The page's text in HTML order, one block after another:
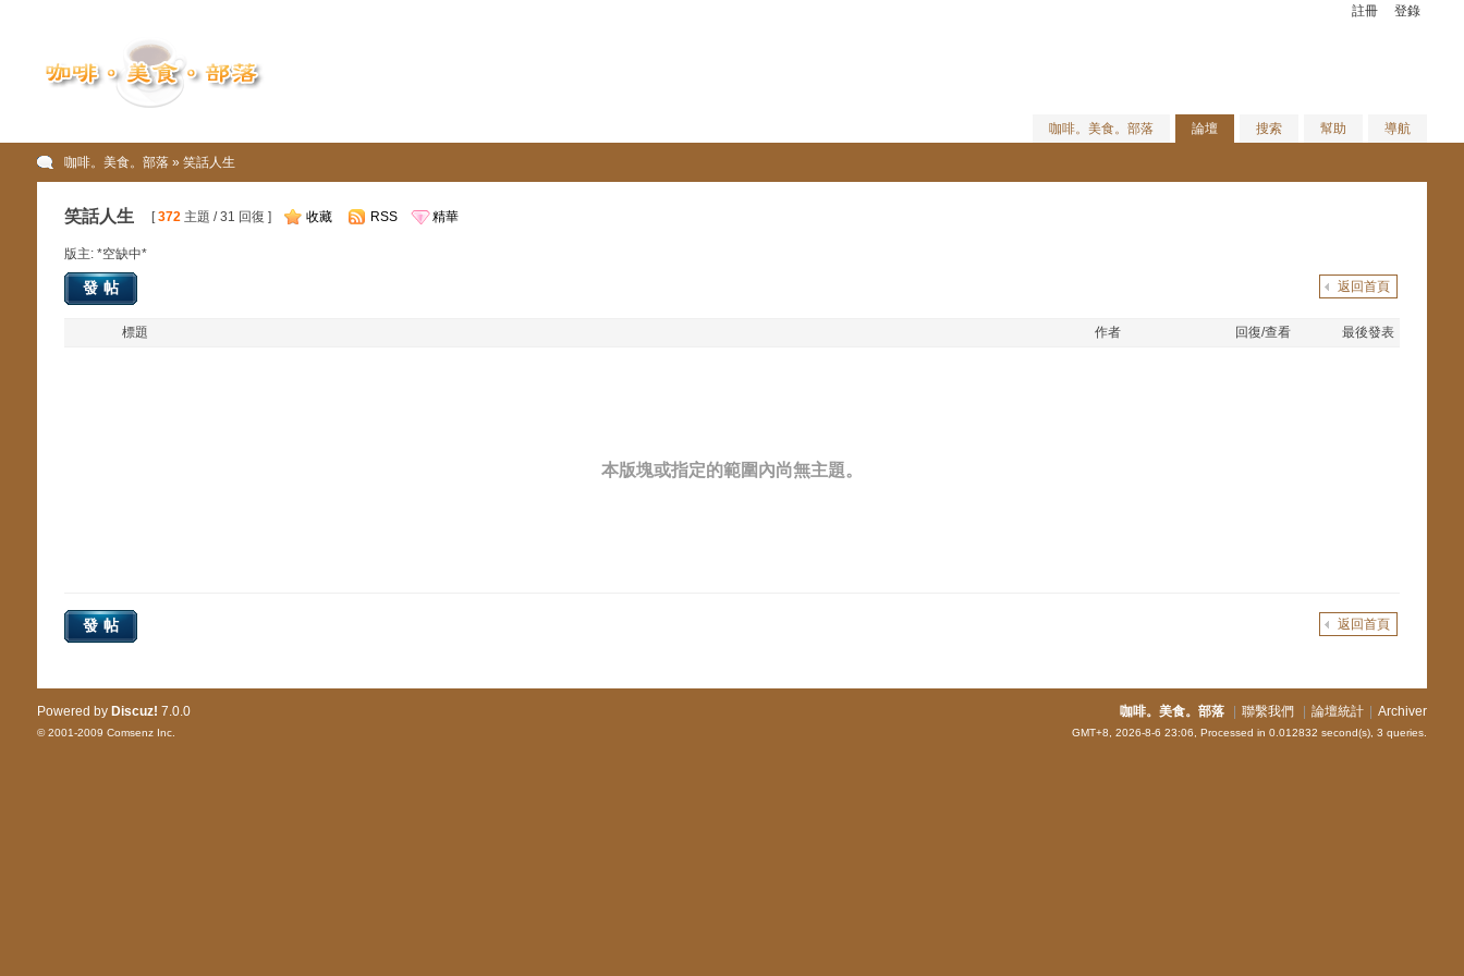
註冊 登錄
咖啡。美食。部落 論壇 搜索 幫助 導航
咖啡。美食。部落» 笑話人生
笑話人生 [372主題 / 31 回復 ] 收藏 RSS 精華
版主: *空缺中*
返回首頁
發帖
標題 作者 回復/查看 最後發表
本版塊或指定的範圍內尚無主題。
返回首頁
發帖
咖啡。美食。部落 聯繫我們 論壇統計 Archiver
GMT+8, 2026-8-6 23:06,Processed in 0.012832 second(s), 3 queries
Powered by Discuz! 7.0.0
© 2001-2009 Comsenz Inc.